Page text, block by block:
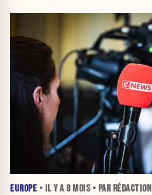
EUROPE • IL Y A 8 MOIS• PAR RÉDACTION